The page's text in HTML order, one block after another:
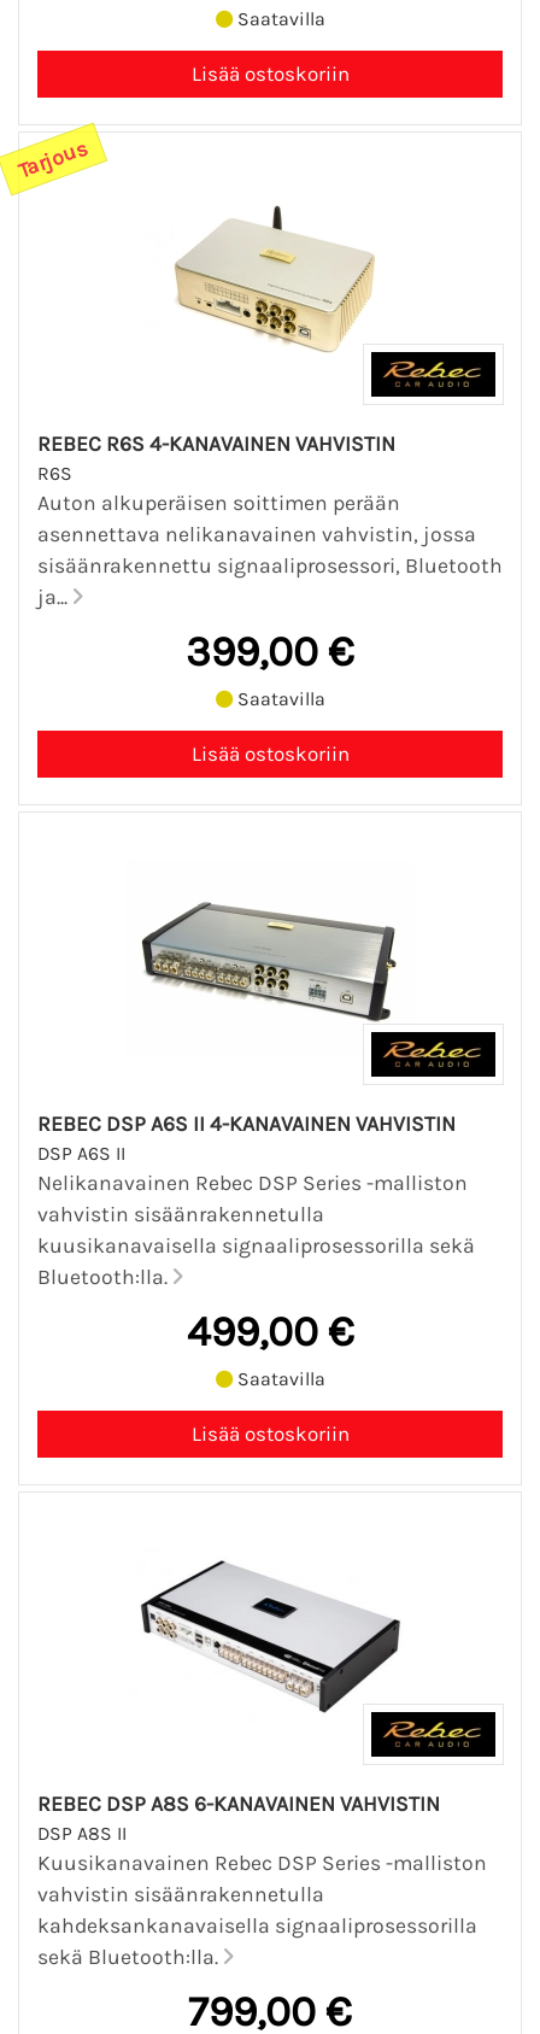
Saatavilla
Tarjous
REBEC R6S 4-KANAVAINEN VAHVISTIN
R6S
Auton alkuperäisen soittimen perään
asennettava nelikanavainen vahvistin, jossa
sisäänrakennettu signaaliprosessori, Bluetooth
ja...
399,00 €
Saatavilla
REBEC DSP A6S II 4-KANAVAINEN VAHVISTIN
DSP A6S II
Nelikanavainen Rebec DSP Series -malliston
vahvistin sisäänrakennetulla
kuusikanavaisella signaaliprosessorilla sekä
Bluetooth:lla.
499,00 €
Saatavilla
REBEC DSP A8S 6-KANAVAINEN VAHVISTIN
DSP A8S II
Kuusikanavainen Rebec DSP Series -malliston
vahvistin sisäänrakennetulla
kahdeksankanavaisella signaaliprosessorilla
sekä Bluetooth:lla.
799,00 €